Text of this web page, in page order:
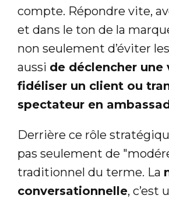
compte. Répondre vite,
et dans le ton de la
non seulement d’éviter
aussi de déclencher une
fidéliser un client ou
spectateur en
Derrière ce rôle
pas seulement de
traditionnel du terme. La
conversationnelle, c’est